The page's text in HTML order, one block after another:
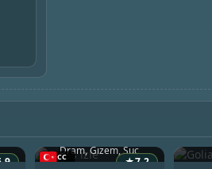
★7.2
2024 • ABD
Dram, Gizem, Suç